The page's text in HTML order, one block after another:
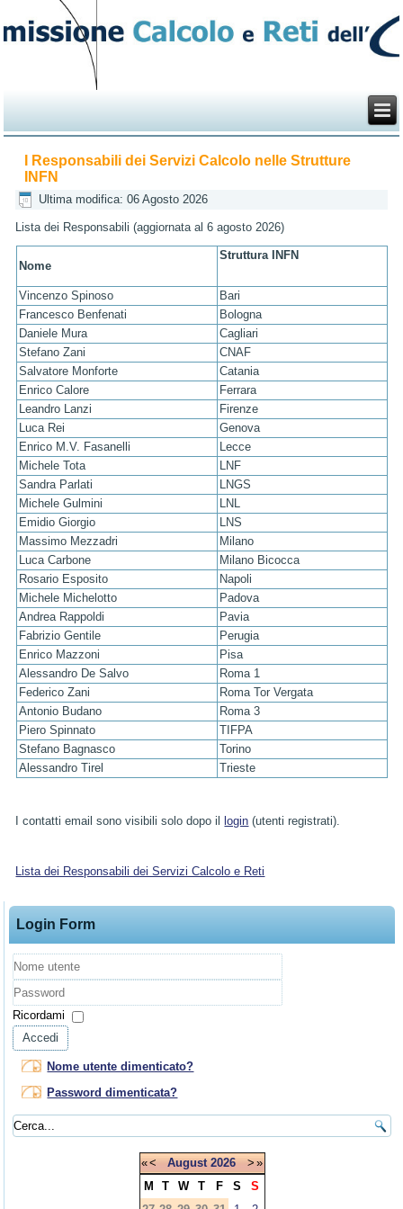
I Responsabili dei Servizi Calcolo nelle Strutture
INFN
Ultima modifica: 06 Agosto 2026
Lista dei Responsabili (aggiornata al 6 agosto 2026)
Nome
Struttura INFN
Vincenzo Spinoso
Bari
Francesco Benfenati
Bologna
Daniele Mura
Cagliari
Stefano Zani
CNAF
Salvatore Monforte
Catania
Enrico Calore
Ferrara
Leandro Lanzi
Firenze
Luca Rei
Genova
Enrico M.V. Fasanelli
Lecce
Michele Tota
LNF
Sandra Parlati
LNGS
Michele Gulmini
LNL
Emidio Giorgio
LNS
Massimo Mezzadri
Milano
Luca Carbone
Milano Bicocca
Rosario Esposito
Napoli
Michele Michelotto
Padova
Andrea Rappoldi
Pavia
Fabrizio Gentile
Perugia
Enrico Mazzoni
Pisa
Alessandro De Salvo
Roma 1
Federico Zani
Roma Tor Vergata
Antonio Budano
Roma 3
Piero Spinnato
TIFPA
Stefano Bagnasco
Torino
Alessandro Tirel
Trieste
I contatti email sono visibili solo dopo il login (utenti registrati).
Lista dei Responsabili dei Servizi Calcolo e Reti
Login Form
Nome
utente
Password
Ricordami
Accedi
Nome utente dimenticato?
Password dimenticata?
«< August 2026 >»
M
T W T F S
S